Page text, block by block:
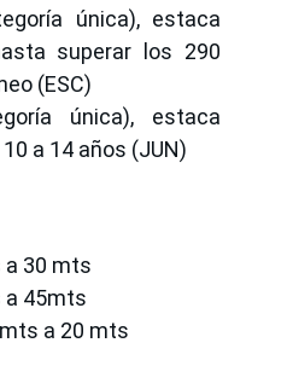
única), estaca
superar los 290
(ESC)
única), estaca
a 14 años (JUN)
a 30 mts
a 45mts
a 20 mts